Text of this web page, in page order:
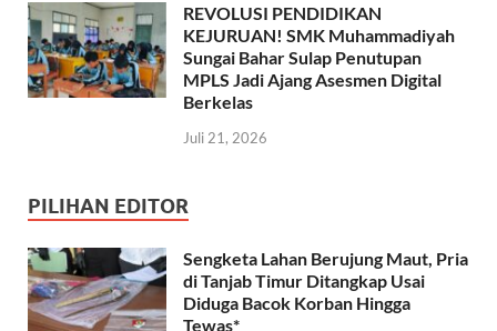
REVOLUSI PENDIDIKAN
KEJURUAN! SMK Muhammadiyah
Sungai Bahar Sulap Penutupan
MPLS Jadi Ajang Asesmen Digital
Berkelas
Juli 21, 2026
PILIHAN EDITOR
Sengketa Lahan Berujung Maut, Pria
di Tanjab Timur Ditangkap Usai
Diduga Bacok Korban Hingga
Tewas*